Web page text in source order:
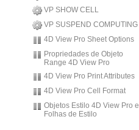
VP SHOW CELL
VP SUSPEND COMPUTING
4D View Pro Sheet Options
Propriedades de Objeto
Range 4D View Pro
4D View Pro Print Attributes
4D View Pro Cell Format
Objetos Estilo 4D View Pro e
Folhas de Estilo